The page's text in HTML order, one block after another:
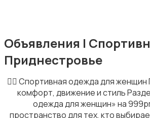
Купальники
Объявления |
Приднестровье
🏃‍♀️ Спортивная одежда для
комфорт, движение и стиль
одежда для женщин» на
пространство для тех, кто